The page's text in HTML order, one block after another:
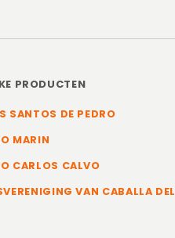
PRODUCTEN
SANTOS DE PEDRO
MARIN
CARLOS CALVO
VAN CABALLA DEL